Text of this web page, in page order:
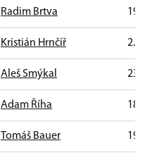
Radim Brtva 19.
Kristián Hrnčíř 2. 5.
Aleš Smýkal 23.
Adam Říha 18.
Tomáš Bauer 19.